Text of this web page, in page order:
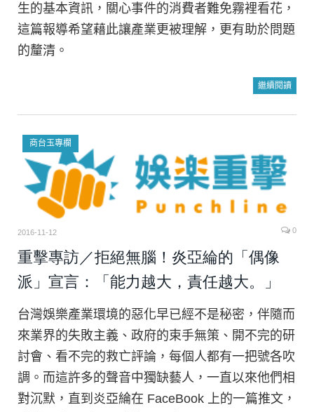
生的基本資訊，關心事件的消費者難免霧裡看花，
這篇報導希望藉此讓產業更被理解，更有助於問題
的釐清。
繼續閱讀
商台玉專欄
2016-11-12 0
重擊專訪／拒絕無腦！炎亞綸的「偶像
派」宣言：「能力越大，責任越大。」
台灣娛樂產業環境的惡化早已經不是秘密，伴隨而
來業界的失敗主義、政府的束手無策、開不完的研
討會、看不完的救亡評論，每個人都有一把號各吹
調。而這許多的聲音中獨缺藝人，一直以來他們相
對沉默，直到炎亞綸在 FaceBook 上的一篇推文，